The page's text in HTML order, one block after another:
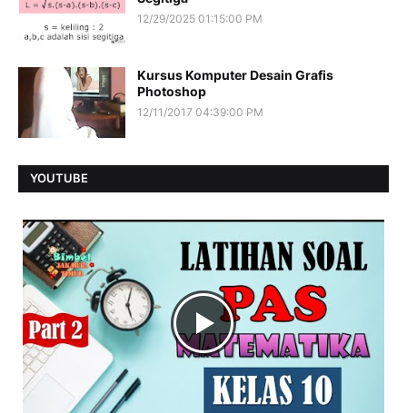
12/29/2025 01:15:00 PM
Kursus Komputer Desain Grafis
Photoshop
12/11/2017 04:39:00 PM
YOUTUBE